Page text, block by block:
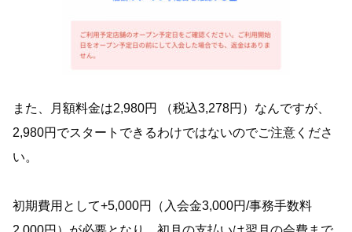
また、月額料金は2,980円 （税込3,278円）なんですが、
2,980円でスタートできるわけではないのでご注意くださ
い。
初期費用として+5,000円（入会金3,000円/事務手数料